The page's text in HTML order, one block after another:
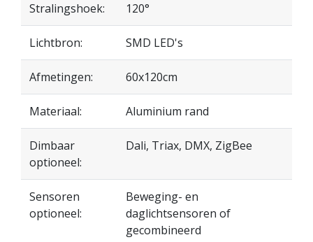
Stralingshoek: 120°
Lichtbron: SMD LED's
Afmetingen: 60x120cm
Materiaal: Aluminium rand
Dimbaar
optioneel:
Dali, Triax, DMX, ZigBee
Sensoren
optioneel:
Beweging- en
daglichtsensoren of
gecombineerd